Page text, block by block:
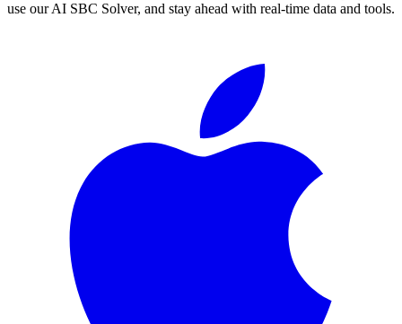
use our AI SBC Solver, and stay ahead with real-time data and tools.